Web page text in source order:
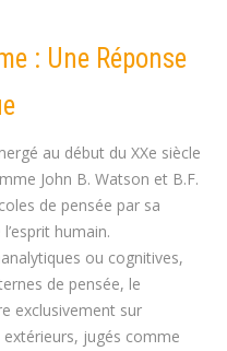
: Une Réponse
au début du XXe siècle
John B. Watson et B.F.
de pensée par sa
humain.
ou cognitives,
de pensée, le
exclusivement sur
jugés comme